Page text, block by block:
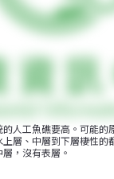
人工魚礁要高。可能的
層、中層到下層棲性的
，沒有表層。